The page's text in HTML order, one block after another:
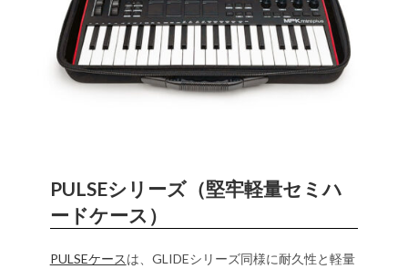
PULSEシリーズ（堅牢軽量セミハ
ードケース）
PULSEケースは、GLIDEシリーズ同様に耐久性と軽量